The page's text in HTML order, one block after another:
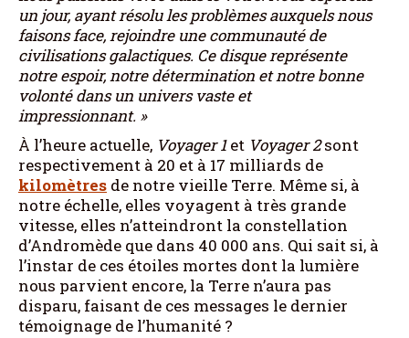
un jour, ayant résolu les problèmes auxquels nous
faisons face, rejoindre une communauté de
civilisations galactiques. Ce disque représente
notre espoir, notre détermination et notre bonne
volonté dans un univers vaste et
impressionnant. »
À l’heure actuelle, Voyager 1et Voyager 2sont
respectivement à 20 et à 17 milliards de
kilomètres de notre vieille Terre. Même si, à
notre échelle, elles voyagent à très grande
vitesse, elles n’atteindront la constellation
d’Andromède que dans 40 000 ans. Qui sait si, à
l’instar de ces étoiles mortes dont la lumière
nous parvient encore, la Terre n’aura pas
disparu, faisant de ces messages le dernier
témoignage de l’humanité ?